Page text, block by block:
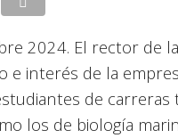
2024. El rector de
e interés de la
de carreras
los de biología